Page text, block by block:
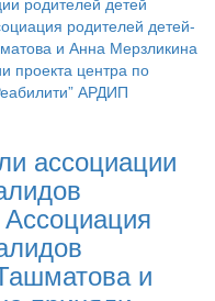
ассоциации
и